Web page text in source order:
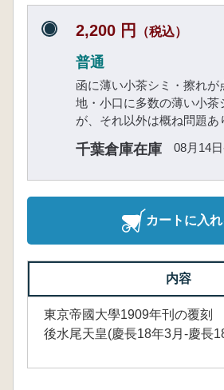
2,200 円 （税込）
普通
函に薄い小茶シミ・擦れが
地・小口に多数の薄い小茶
が、それ以外は概ね問題あ
千葉倉庫在庫 08月14
カートに入
内容
東京帝國大學1909年刊の覆刻
後水尾天皇(慶長18年3月-慶長